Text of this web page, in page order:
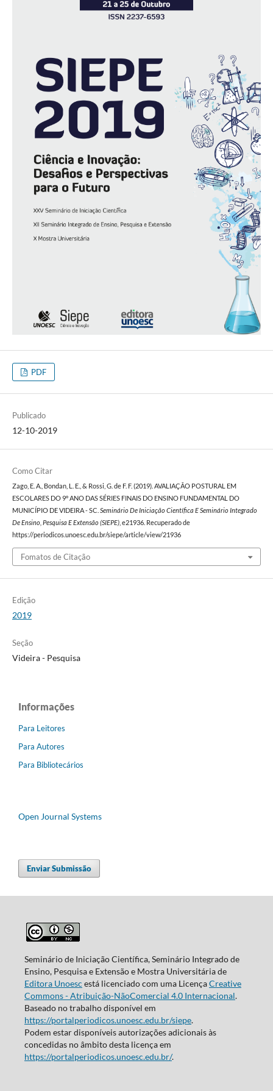
PDF
Publicado
12-10-2019
Como Citar
Zago, E. A., Bondan, L. E., & Rossi, G. de F. F. (2019). AVALIAÇÃO POSTURAL EM
ESCOLARES DO 9º ANO DAS SÉRIES FINAIS DO ENSINO FUNDAMENTAL DO
MUNICÍPIO DE VIDEIRA - SC. Seminário De Iniciação Científica E Seminário Integrado
De Ensino, Pesquisa E Extensão (SIEPE), e21936. Recuperado de
https://periodicos.unoesc.edu.br/siepe/article/view/21936
Fomatos de Citação
Edição
2019
Seção
Videira - Pesquisa
Informações
Para Leitores
Para Autores
Para Bibliotecários
Open Journal Systems
Enviar Submissão
Seminário de Iniciação Científica, Seminário Integrado de
Ensino, Pesquisa e Extensão e Mostra Universitária de
Editora Unoesc está licenciado com uma LicençaCreative
Commons - Atribuição-NãoComercial 4.0 Internacional.
Baseado no trabalho disponível em
https://portalperiodicos.unoesc.edu.br/siepe.
Podem estar disponíveis autorizações adicionais às
concedidas no âmbito desta licença em
https://portalperiodicos.unoesc.edu.br/.